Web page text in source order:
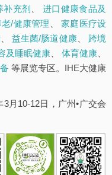
补充剂 、进口健康食品及
老/健康管理 、家庭医疗设
、 益生菌/肠道健康、 跨境
及睡眠健康 体育健康
等展览专区。IHE大健康
月10-12日，广州•广交会